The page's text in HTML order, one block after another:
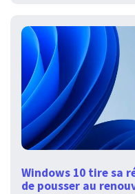
Windows 10 tire sa
de pousser au